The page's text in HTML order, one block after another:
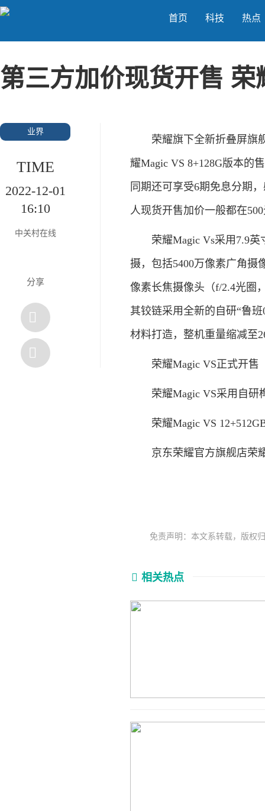
首页 科技 热点
第三方加价现货开售
业界
TIME
2022-12-01
16:10
中关村在线
分享
荣耀旗下全新折叠屏旗舰
耀Magic VS 8+128G版本的
同期还可享受6期免息分期
人现货开售加价一般都在
荣耀Magic Vs采用7.9英
摄，包括5400万像素广角摄
像素长焦摄像头（f/2.4光圈
其铰链采用全新的自研“鲁
材料打造，整机重量缩减至
荣耀Magic VS正式开售
荣耀Magic VS采用自研
荣耀Magic VS
京东荣耀官方旗舰店荣耀
免责声明：本文系转载，版权
相关热点